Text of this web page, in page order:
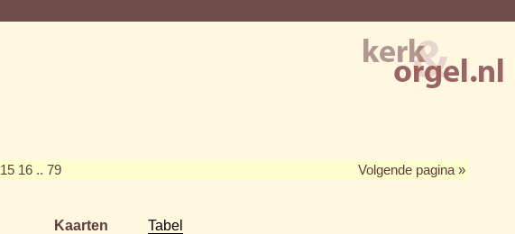
15 16 .. 79 Volgende pagina »
Kaarten Tabel